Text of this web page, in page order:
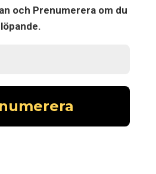
och Prenumerera om du